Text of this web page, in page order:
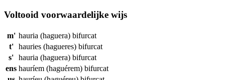
Voltooid voorwaardelijke wijs
m' hauria (haguera) bifurcat
t'
hauries (hagueres) bifurcat
s' hauria (haguera) bifurcat
ens hauríem (haguérem) bifurcat